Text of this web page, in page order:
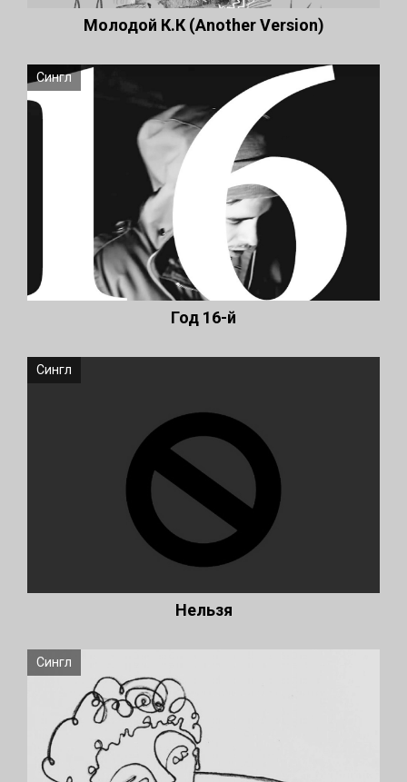
Молодой К.К (Another Version)
Сингл
Год 16-й
Сингл
Нельзя
Сингл